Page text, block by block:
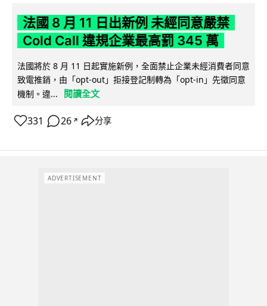
法國 8 月 11 日出新例 未經同意嚴禁
Cold Call 違規企業最高罰 345 萬
法國將於 8 月 11 日起實施新例，全面禁止企業未經消費者同意
致電推銷，由「opt-out」拒接登記制轉為「opt-in」先徵同意
機制。違...
閱讀全文
331 26 ↗ 分享
ADVERTISEMENT